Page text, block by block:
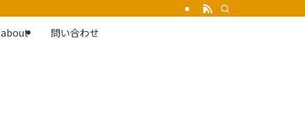
about 問い合わせ